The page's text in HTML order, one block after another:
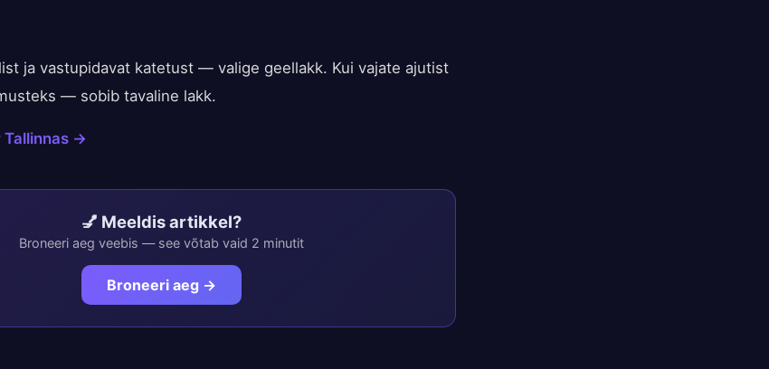
ja vastupidavat katetust — valige geellakk. Kui vajate ajutist
— sobib tavaline lakk.
Tallinnas →
💅 Meeldis artikkel?
Broneeri aeg veebis — see võtab vaid 2 minutit
Broneeri aeg →